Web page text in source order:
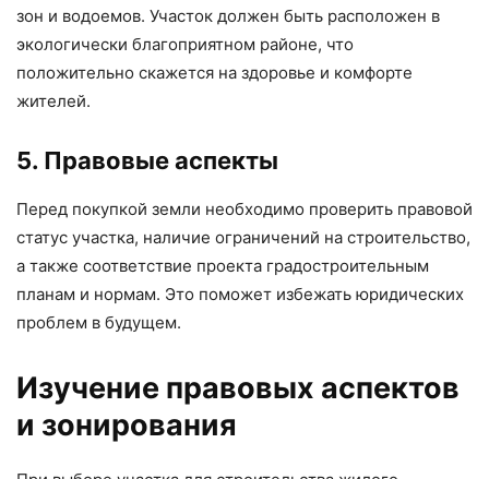
зон и водоемов. Участок должен быть расположен в
экологически благоприятном районе, что
положительно скажется на здоровье и комфорте
жителей.
5. Правовые аспекты
Перед покупкой земли необходимо проверить правовой
статус участка, наличие ограничений на строительство,
а также соответствие проекта градостроительным
планам и нормам. Это поможет избежать юридических
проблем в будущем.
Изучение правовых аспектов
и зонирования